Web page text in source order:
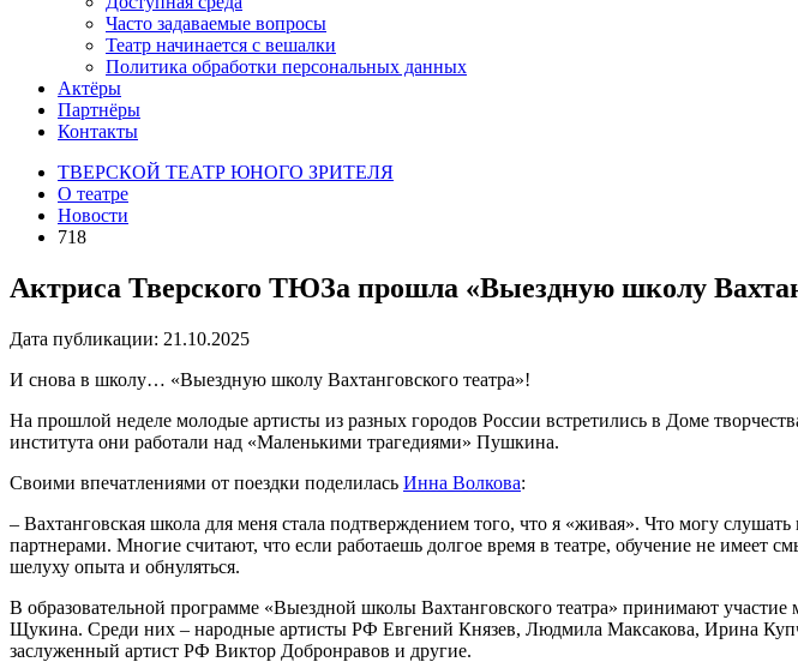
Часто задаваемые вопросы
Театр начинается с вешалки
Политика обработки персональных данных
Актёры
Партнёры
Контакты
ТВЕРСКОЙ ТЕАТР ЮНОГО ЗРИТЕЛЯ
О театре
Новости
718
Актриса Тверского ТЮЗа прошла «Выездную школу
Дата публикации: 21.10.2025
И снова в школу… «Выездную школу Вахтанговского театра»!
На прошлой неделе молодые артисты из разных городов России встретились в Доме
института они работали над «Маленькими трагедиями» Пушкина.
Своими впечатлениями от поездки поделилась Инна Волкова:
– Вахтанговская школа для меня стала подтверждением того, что я «живая». Что могу
партнерами. Многие считают, что если работаешь долгое время в театре, обучение не имеет
шелуху опыта и обнуляться.
В образовательной программе «Выездной школы Вахтанговского театра» принимают
Щукина. Среди них – народные артисты РФ Евгений Князев, Людмила Максакова, Ирина
заслуженный артист РФ Виктор Добронравов и другие.